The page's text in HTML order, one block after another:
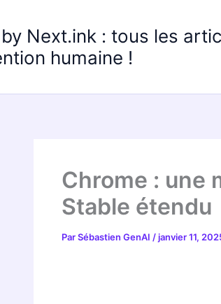
Next.ink : tous les
humaine !
Chrome : une
Stable étendu
ParSébastien GenAI /janvier 11,